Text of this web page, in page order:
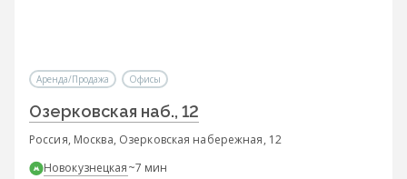
Аренда/Продажа Офисы
Озерковская наб., 12
Россия, Москва, Озерковская набережная, 12
Новокузнецкая~7 мин